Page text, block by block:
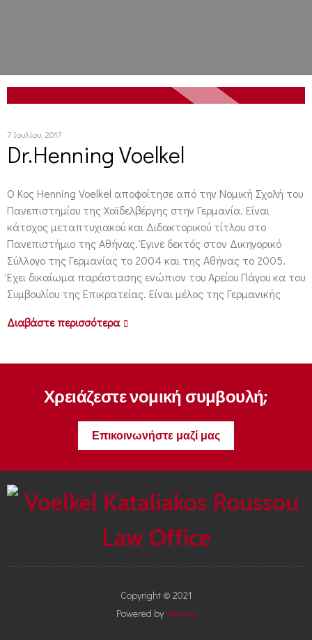
7 Ιουλίου, 2017
Dr.Henning Voelkel
Ο Κος Henning Voelkel αποφοίτησε από την Νομική Σχολή του
Πανεπιστημίου της Χαϊδελβέργης στην Γερμανία. Είναι
κάτοχος μεταπτυχιακού και Διδακτορικού τίτλου στο
Πανεπιστήμιο της Αθήνας. Έγινε δεκτός στον Δικηγορικό
Σύλλογο της Γερμανίας το 2004 και της Αθήνας το 2005.
Έχει δικαίωμα παράστασης ενώπιον του Αρείου Πάγου κα του
Συμβουλίου της Επικρατείας. Είναι μέλος της Γερμανικής
Διαβάστε περισσότερα
Χρειάζεστε νομική συμβουλή;
Επικοινωνήστε μαζί μας
Copyright © 2021
Powered by Nevma